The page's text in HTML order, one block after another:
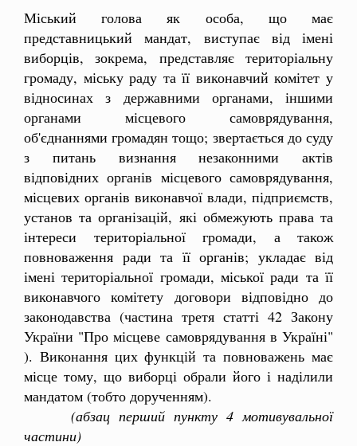
Міський голова як особа, що має
представницький мандат, виступає від імені
виборців, зокрема, представляє територіальну
громаду, міську раду та її виконавчий комітет у
відносинах з державними органами, іншими
органами місцевого самоврядування,
об'єднаннями громадян тощо; звертається до суду
з питань визнання незаконними актів
відповідних органів місцевого самоврядування,
місцевих органів виконавчої влади, підприємств,
установ та організацій, які обмежують права та
інтереси територіальної громади, а також
повноваження ради та її органів; укладає від
імені територіальної громади, міської ради та її
виконавчого комітету договори відповідно до
законодавства (частина третя статті 42 Закону
України "Про місцеве самоврядування в Україні"
). Виконання цих функцій та повноважень має
місце тому, що виборці обрали його і наділили
мандатом (тобто дорученням).
(абзац перший пункту 4 мотивувальної
частини)